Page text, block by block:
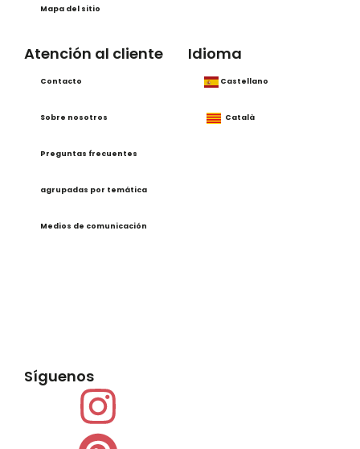
Mapa del sitio
Atención al cliente
Contacto
Sobre nosotros
Preguntas frecuentes
agrupadas por temática
Medios de comunicación
Idioma
Castellano
Català
Síguenos